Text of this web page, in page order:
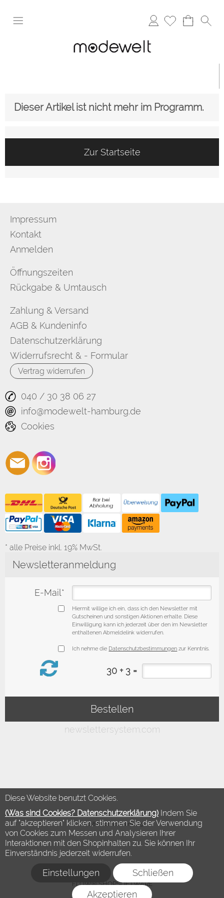
Diese Website benutzt Cookies.
(Was sind Cookies? Datenschutzerklärung) Indem Sie
auf "akzeptieren" klicken, stimmen Sie der Verwendung
von Cookies zum Messen und Analysieren Ihrer
Interaktionen mit den Shopinhalten zu. Sie können Ihr
Einverständnis jederzeit widerrufen.
Einstellungen Schließen
Akzeptieren
Anmelden
Dieser Artikel ist nicht mehr im Programm.
Zur Startseite
Impressum
Kontakt
Anmelden
Öffnungszeiten
Rückgabe & Umtausch
Zahlung & Versand
AGB & Kundeninfo
Datenschutzerklärung
Widerrufsrecht & - Formular
Vertrag widerrufen
040 / 30 38 06 27
info@modewelt-hamburg.de
Cookies
* alle Preise inkl. 19% MwSt.
©2018 Modewelt Hamburg
FLOW® SHOPSOFTWARE